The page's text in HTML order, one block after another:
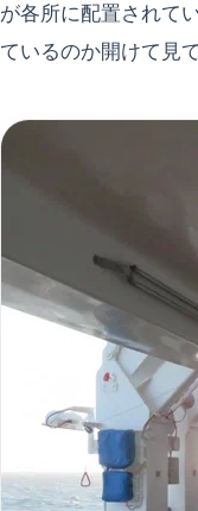
が各所に配置されて
ているのか開けて見